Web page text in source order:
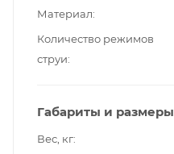
Материал
Количество режимов
струи
Габариты и размеры
Вес, кг